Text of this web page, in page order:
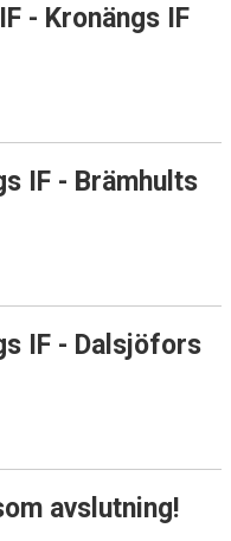
- Kronängs IF
IF - Brämhults
IF - Dalsjöfors
avslutning!